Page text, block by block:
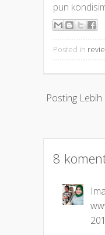
pun
Posted in
Posting Lebih
8